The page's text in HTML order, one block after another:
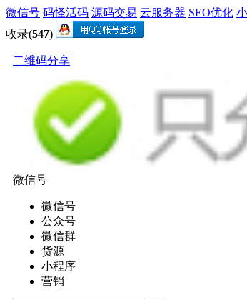
微信号 码怪活码 源码交易 云服务器 SEO优化
收录(547)
二维码分享
微信号
微信号
公众号
微信群
货源
小程序
营销